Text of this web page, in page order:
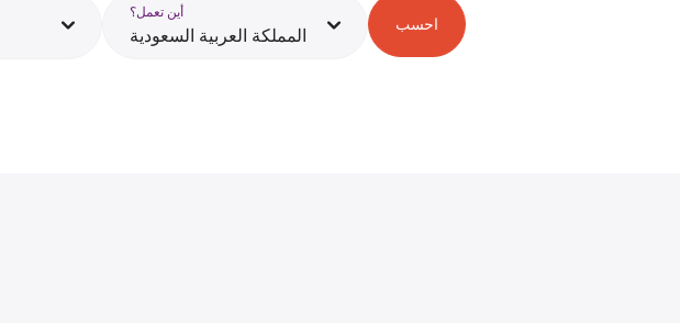
أين تعمل؟
المملكة العربية السعودية احسب